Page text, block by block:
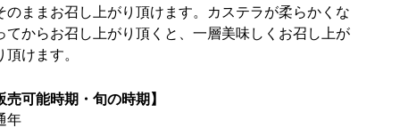
のままお召し上がり頂けます。カステラが柔らかくな
てからお召し上がり頂くと、一層美味しくお召し上が
頂けます。
売可能時期・旬の時期】
年